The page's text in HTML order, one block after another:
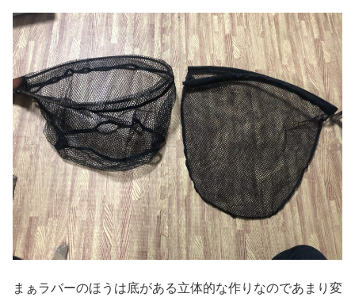
まぁラバーのほうは底がある立体的な作りなのであまり変